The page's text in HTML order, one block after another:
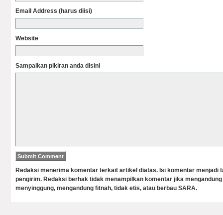
Email Address (harus diisi)
Website
Sampaikan pikiran anda disini
Redaksi menerima komentar terkait artikel diatas. Isi komentar menjadi
pengirim. Redaksi berhak tidak menampilkan komentar jika
menyinggung, mengandung fitnah, tidak etis, atau berbau SARA.